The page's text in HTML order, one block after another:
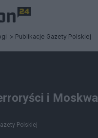
Publikacje Gazety Polskiej
i Moskwa
Polskiej